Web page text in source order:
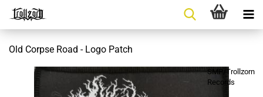
Old Corpse Road - Logo Patch
SMP/Trollzorn
Records